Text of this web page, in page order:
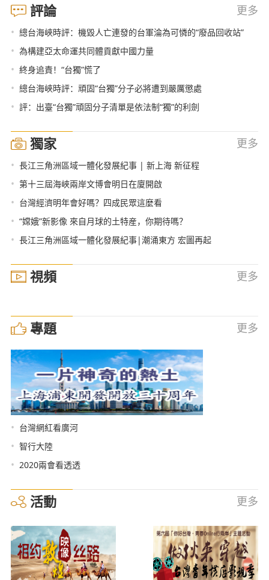
評論 更多
• 總台海峽時評：機毀人亡連發的台軍淪為可憐的“廢品回收站”
• 為構建亞太命運共同體貢獻中國力量
• 終身追責！“台獨”慌了
• 總台海峽時評：頑固“台獨”分子必將遭到嚴厲懲處
• 評：出臺“台獨”頑固分子清單是依法制“獨”的利劍
獨家 更多
• 長江三角洲區域一體化發展紀事 | 新上海 新征程
• 第十三屆海峽兩岸文博會明日在廈開啟
• 台灣經濟明年會好嗎？四成民眾這麼看
• “嫦娥”新影像 來自月球的土特産，你期待嗎？
• 長江三角洲區域一體化發展紀事|潮涌東方 宏圖再起
視頻 更多
專題 更多
• 台灣網紅看廣河
• 智行大陸
• 2020兩會看透透
活動 更多